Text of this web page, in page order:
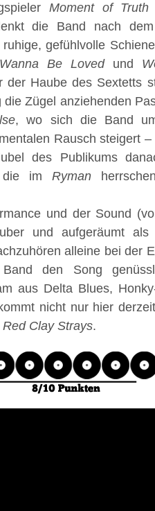
Moment of Truth
die Band nach
ruhige, gefühlvolle
Wanna Be Lovedund
der Haube des Sextetts
die Zügel anziehenden
, wo sich die Band
Rausch steigert
des Publikums
die im Ryman
und der Sound
und aufgeräumt als
alleine bei der
den Song
aus Delta Blues,
nicht nur hier
Red Clay Strays.